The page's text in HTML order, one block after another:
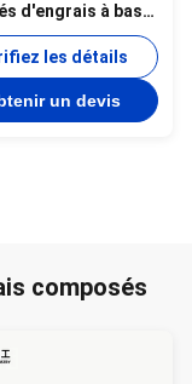
d'engrais à base
de poulet,
production
organiques -
type de
d'engrais
les détails
un devis
composés